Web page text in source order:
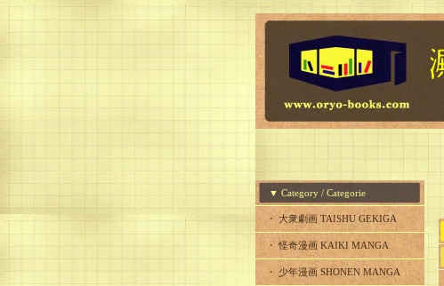
▼ Category / Categorie
・ 大衆劇画 TAISHU GEKIGA
・ 怪奇漫画 KAIKI MANGA
・ 少年漫画 SHONEN MANGA